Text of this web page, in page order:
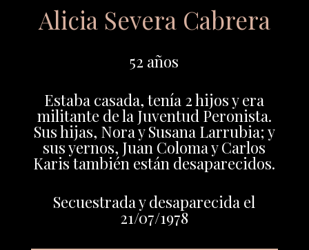
Alicia Severa Cabrera
52 años
Estaba casada, tenía 2 hijos y era
militante de la Juventud Peronista.
Sus hijas, Nora y Susana Larrubia; y
sus yernos, Juan Coloma y Carlos
Karis también están desaparecidos.
Secuestrada y desaparecida el
21/07/1978